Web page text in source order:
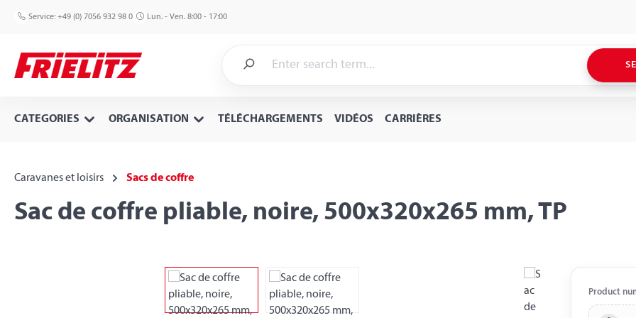
to main content
Skip to search
Skip to main navigation
Service: +49 (0) 7056 932 98 0 Lun. - Ven. 8:00 - 17:00
CATEGORIES ORGANISATION TÉLÉCHARGEMENTS VIDÉOS CARRIÈRES
Caravanes et loisirs Sacs de coffre
Sac de coffre pliable, noire, 500x320x265 mm, TP
Product